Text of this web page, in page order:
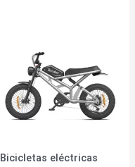
Bicicletas eléctricas